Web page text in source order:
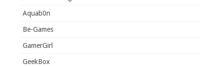
Aquab0n
Be-Games
GamerGirl
GeekBox